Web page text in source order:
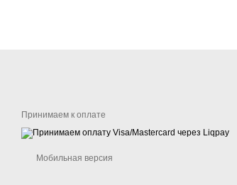
Принимаем к оплате
Мобильная версия